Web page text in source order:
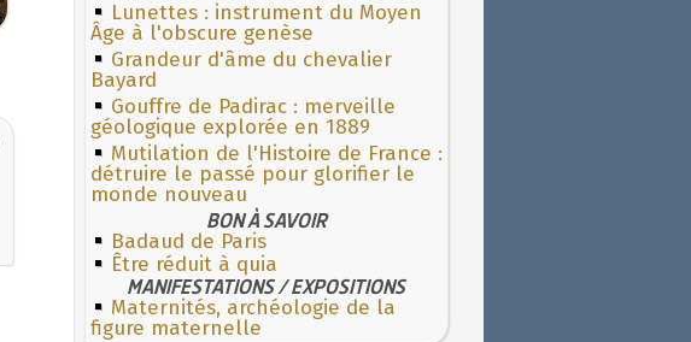
Lunettes : instrument du Moyen
Âge à l'obscure genèse
Grandeur d'âme du chevalier
Bayard
Gouffre de Padirac : merveille
géologique explorée en 1889
Mutilation de l'Histoire de France :
détruire le passé pour glorifier le
monde nouveau
BON À SAVOIR
Badaud de Paris
Être réduit à quia
MANIFESTATIONS / EXPOSITIONS
Maternités, archéologie de la
figure maternelle